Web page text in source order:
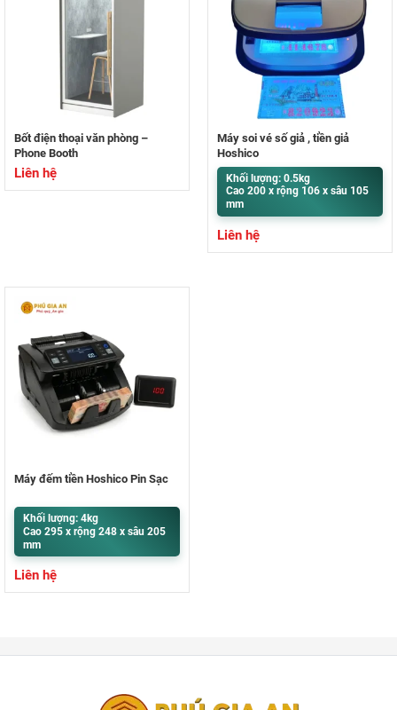
Bốt điện thoại văn phòng –
Phone Booth
Liên hệ
Máy soi vé số giả , tiền giả
Hoshico
Khối lượng: 0.5kg
Cao 200 x rộng 106 x sâu 105
mm
Liên hệ
Máy đếm tiền Hoshico Pin Sạc
Khối lượng: 4kg
Cao 295 x rộng 248 x sâu 205
mm
Liên hệ